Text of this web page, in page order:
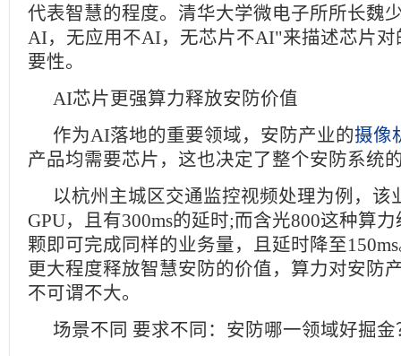
代表智慧的程度。清华大学微电子所所长魏
AI，无应用不AI，无芯片不AI"来描述芯片
要性。
AI芯片更强算力释放安防价值
作为AI落地的重要领域，安防产业的摄像
产品均需要芯片，这也决定了整个安防系统
以杭州主城区交通监控视频处理为例，该
GPU，且有300ms的延时;而含光800这种算
颗即可完成同样的业务量，且延时降至
更大程度释放智慧安防的价值，算力对安防
不可谓不大。
场景不同 要求不同：安防哪一领域好掘金